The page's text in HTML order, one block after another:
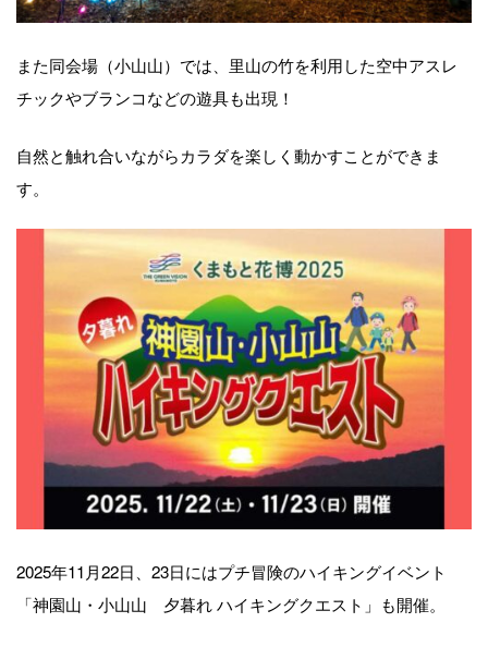
また同会場（小山山）では、里山の竹を利用した空中アスレ
チックやブランコなどの遊具も出現！
自然と触れ合いながらカラダを楽しく動かすことができま
す。
2025年11月22日、23日にはプチ冒険のハイキングイベント
「神園山・小山山 夕暮れ ハイキングクエスト」も開催。